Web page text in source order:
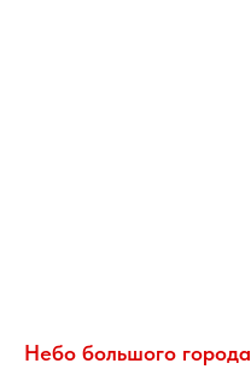
Небо большого города